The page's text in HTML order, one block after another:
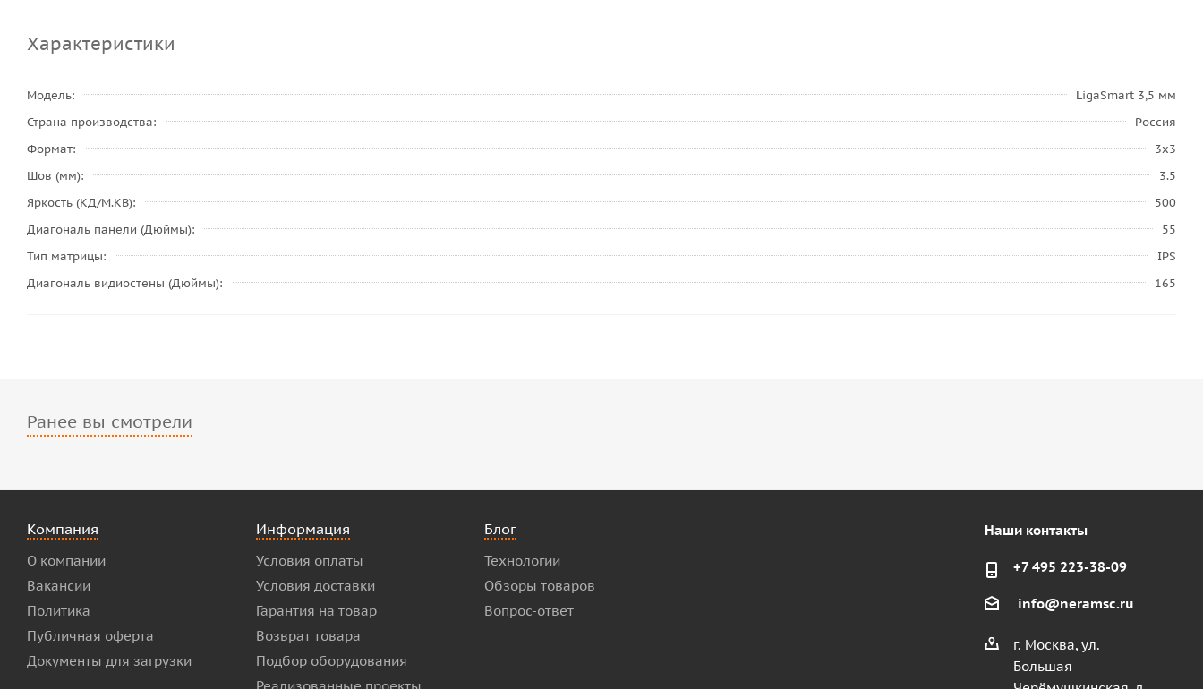
Характеристики
Модель
LigaSmart 3,5 мм
Страна производства
Россия
Формат
3x3
Шов (мм)
3.5
Яркость (КД/М.КВ)
500
Диагональ панели (Дюймы)
55
Тип матрицы
IPS
Диагональ видиостены (Дюймы)
165
Ранее вы смотрели
Компания
О компании
Вакансии
Политика
Публичная оферта
Документы для загрузки
Информация
Условия оплаты
Условия доставки
Гарантия на товар
Возврат товара
Подбор оборудования
Блог
Технологии
Обзоры товаров
Вопрос-ответ
Наши контакты
+7 495 223-38-09
info@neramsc.ru
г. Москва, ул.
Большая